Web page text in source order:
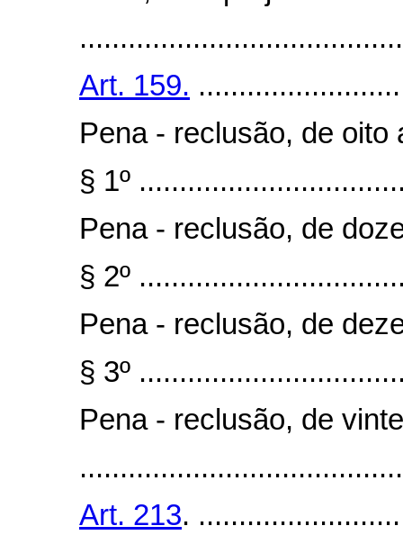
Art. 159.
Pena - reclusão, de oito
§ 1º
Pena - reclusão, de
§ 2º
Pena - reclusão, de
§ 3º
Pena - reclusão, de
Art. 213.